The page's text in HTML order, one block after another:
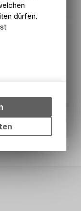
dürfen.
und
Gerät,
Online-